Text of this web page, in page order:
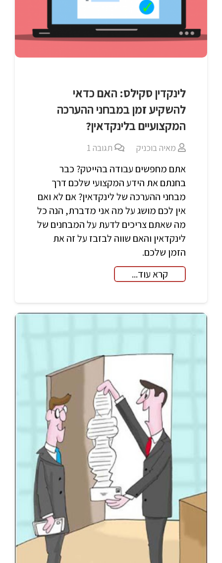
לינקדין סקילס: האם כדאי
להשקיע זמן במבחני ההערכה
המקצועיים בלינקדאין?
מאיה בוכניק תגובה1
אתם מחפשים עבודה בהייטק? כבר
בחנתם את הידע המקצועי שלכם דרך
מבחני ההערכה של לינקדאין? אם לא ואם
אין לכם מושג על מה אני מדברת, הנה כל
מה שאתם צריכים לדעת על המבחנים של
לינקדאין והאם שווה לבזבז על זה את
הזמן שלכם.
קרא עוד...